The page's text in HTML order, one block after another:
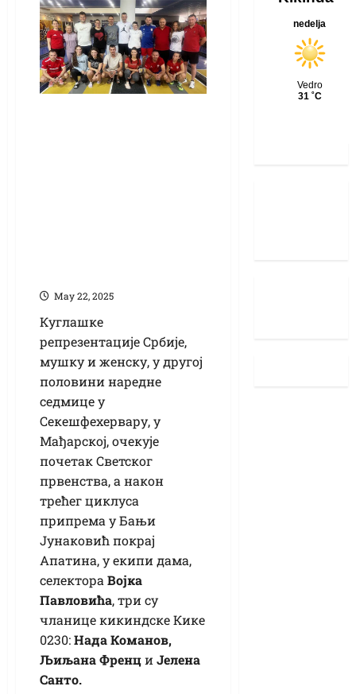
Маy 22, 2025
Куглашке
репрезентације Србије,
мушку и женску, у другој
половини наредне
седмице у
Секешфехервару, у
Мађарској, очекује
почетак Светског
првенства, а након
трећег циклуса
припрема у Бањи
Јунаковић покрај
Апатина, у екипи дама,
селектора Војка
Павловића, три су
чланице кикиндске Кике
0230:Нада Команов,
Љиљана Френци Јелена
Санто.